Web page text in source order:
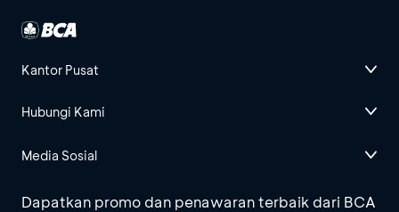
Kantor Pusat
Hubungi Kami
Media Sosial
Dapatkan promo dan penawaran terbaik dari BCA